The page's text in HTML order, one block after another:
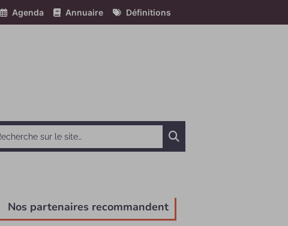
Agenda Annuaire Définitions
Nos partenaires recommandent